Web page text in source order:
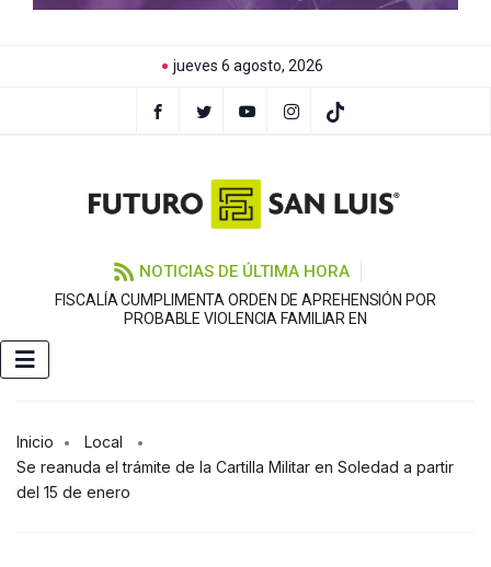
jueves 6 agosto, 2026
NOTICIAS DE ÚLTIMA HORA
FISCALÍA CUMPLIMENTA ORDEN DE APREHENSIÓN POR
PROBABLE VIOLENCIA FAMILIAR EN
Inicio
Local
Se reanuda el trámite de la Cartilla Militar en Soledad a partir
del 15 de enero